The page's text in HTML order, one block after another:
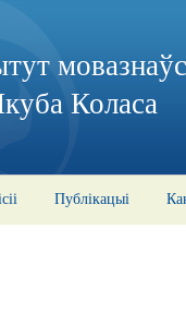
Коласа
Публікацыі